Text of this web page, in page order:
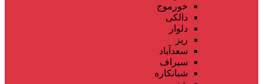
خورموج
دالکی
دلوار
ریز
سعدآباد
سیراف
شبانکاره